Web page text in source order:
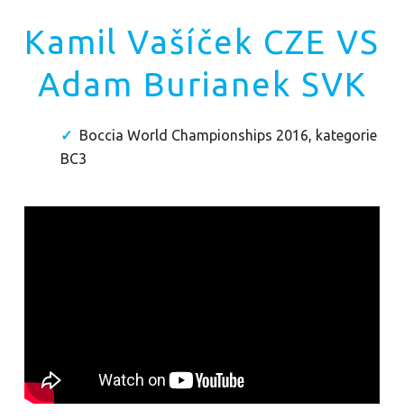
Kamil Vašíček CZE VS
Adam Burianek SVK
Boccia World Championships 2016, kategorie
BC3